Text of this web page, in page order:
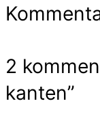
2
kanten”